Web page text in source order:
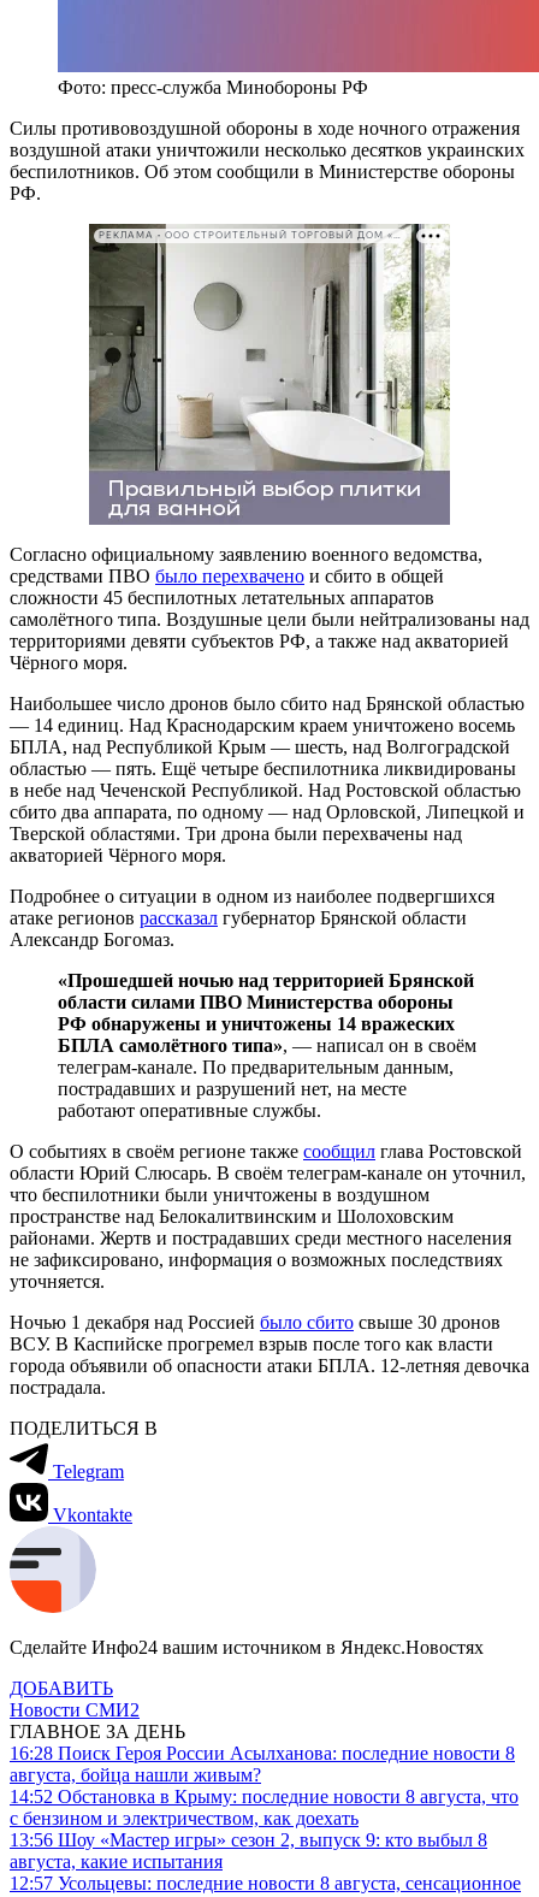
Фото: пресс-служба Минобороны РФ
Силы противовоздушной обороны в ходе ночного отражения
воздушной атаки уничтожили несколько десятков украинских
беспилотников. Об этом сообщили в Министерстве обороны
РФ.
РЕКЛАМА • ООО СТРОИТЕЛЬНЫЙ ТОРГОВЫЙ ДОМ «ПЕТРОВИЧ». ИНН: 7802348846
Согласно официальному заявлению военного ведомства,
средствами ПВО было перехвачено и сбито в общей
сложности 45 беспилотных летательных аппаратов
самолётного типа. Воздушные цели были нейтрализованы над
территориями девяти субъектов РФ, а также над акваторией
Чёрного моря.
Наибольшее число дронов было сбито над Брянской областью
— 14 единиц. Над Краснодарским краем уничтожено восемь
БПЛА, над Республикой Крым — шесть, над Волгоградской
областью — пять. Ещё четыре беспилотника ликвидированы
в небе над Чеченской Республикой. Над Ростовской областью
сбито два аппарата, по одному — над Орловской, Липецкой и
Тверской областями. Три дрона были перехвачены над
акваторией Чёрного моря.
Подробнее о ситуации в одном из наиболее подвергшихся
атаке регионов рассказал губернатор Брянской области
Александр Богомаз.
«Прошедшей ночью над территорией Брянской
области силами ПВО Министерства обороны
РФ обнаружены и уничтожены 14 вражеских
БПЛА самолётного типа», — написал он в своём
телеграм-канале. По предварительным данным,
пострадавших и разрушений нет, на месте
работают оперативные службы.
О событиях в своём регионе также сообщил глава Ростовской
области Юрий Слюсарь. В своём телеграм-канале он уточнил,
что беспилотники были уничтожены в воздушном
пространстве над Белокалитвинским и Шолоховским
районами. Жертв и пострадавших среди местного населения
не зафиксировано, информация о возможных последствиях
уточняется.
Ночью 1 декабря над Россией было сбито свыше 30 дронов
ВСУ. В Каспийске прогремел взрыв после того как власти
города объявили об опасности атаки БПЛА. 12-летняя девочка
пострадала.
ПОДЕЛИТЬСЯ В
Telegram
Vkontakte
Сделайте Инфо24 вашим источником в Яндекс.Новостях
ДОБАВИТЬ
Новости СМИ2
ГЛАВНОЕ ЗА ДЕНЬ
16:28 Поиск Героя России Асылханова: последние новости 8
августа, бойца нашли живым?
14:52 Обстановка в Крыму: последние новости 8 августа, что
с бензином и электричеством, как доехать
13:56 Шоу «Мастер игры» сезон 2, выпуск 9: кто выбыл 8
августа, какие испытания
12:57 Усольцевы: последние новости 8 августа, сенсационное